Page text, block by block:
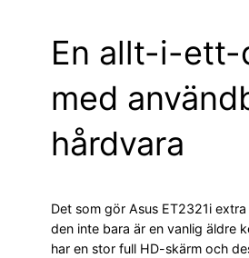
En allt-i-ett-
med
hårdvara
Det som gör Asus ET2321i
den inte bara är en vanlig äldre
har en stor full HD-skärm och